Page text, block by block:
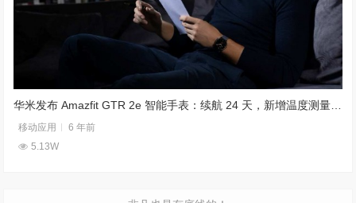
移动应用
6 年前
5.13W